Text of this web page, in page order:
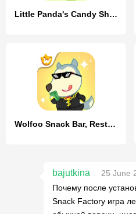
Little Panda's Candy Shop
Wolfoo Snack Bar, Restaurant
bajutkina
25 June
Почему после
Snack Factory игра